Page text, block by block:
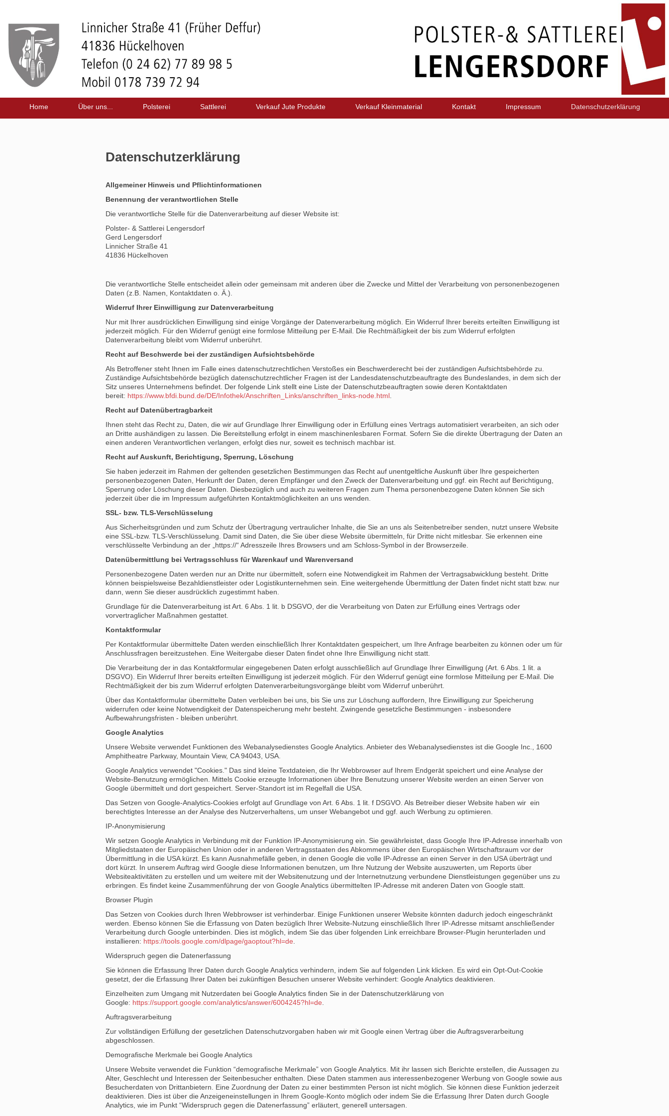
Home Über uns... Polsterei Sattlerei Verkauf Jute Produkte Verkauf Kleinmaterial Kontakt Impressum Datenschutzerklärung
Datenschutzerklärung
Allgemeiner Hinweis und Pflichtinformationen
Benennung der verantwortlichen Stelle
Die verantwortliche Stelle für die Datenverarbeitung auf dieser Website ist:
Polster- & Sattlerei Lengersdorf
Gerd Lengersdorf
Linnicher Straße 41
41836 Hückelhoven
Die verantwortliche Stelle entscheidet allein oder gemeinsam mit anderen über die Zwecke und Mittel der Verarbeitung von personenbezogenen
Daten (z.B. Namen, Kontaktdaten o. Ä.).
Widerruf Ihrer Einwilligung zur Datenverarbeitung
Nur mit Ihrer ausdrücklichen Einwilligung sind einige Vorgänge der Datenverarbeitung möglich. Ein Widerruf Ihrer bereits erteilten Einwilligung ist
jederzeit möglich. Für den Widerruf genügt eine formlose Mitteilung per E-Mail. Die Rechtmäßigkeit der bis zum Widerruf erfolgten
Datenverarbeitung bleibt vom Widerruf unberührt.
Recht auf Beschwerde bei der zuständigen Aufsichtsbehörde
Als Betroffener steht Ihnen im Falle eines datenschutzrechtlichen Verstoßes ein Beschwerderecht bei der zuständigen Aufsichtsbehörde zu.
Zuständige Aufsichtsbehörde bezüglich datenschutzrechtlicher Fragen ist der Landesdatenschutzbeauftragte des Bundeslandes, in dem sich der
Sitz unseres Unternehmens befindet. Der folgende Link stellt eine Liste der Datenschutzbeauftragten sowie deren Kontaktdaten
bereit: https://www.bfdi.bund.de/DE/Infothek/Anschriften_Links/anschriften_links-node.html
Recht auf Datenübertragbarkeit
Ihnen steht das Recht zu, Daten, die wir auf Grundlage Ihrer Einwilligung oder in Erfüllung eines Vertrags automatisiert verarbeiten, an sich oder
an Dritte aushändigen zu lassen. Die Bereitstellung erfolgt in einem maschinenlesbaren Format. Sofern Sie die direkte Übertragung der Daten an
einen anderen Verantwortlichen verlangen, erfolgt dies nur, soweit es technisch machbar ist.
Recht auf Auskunft, Berichtigung, Sperrung, Löschung
Sie haben jederzeit im Rahmen der geltenden gesetzlichen Bestimmungen das Recht auf unentgeltliche Auskunft über Ihre gespeicherten
personenbezogenen Daten, Herkunft der Daten, deren Empfänger und den Zweck der Datenverarbeitung und ggf. ein Recht auf Berichtigung,
Sperrung oder Löschung dieser Daten. Diesbezüglich und auch zu weiteren Fragen zum Thema personenbezogene Daten können Sie sich
jederzeit über die im Impressum aufgeführten Kontaktmöglichkeiten an uns wenden.
SSL- bzw. TLS-Verschlüsselung
Aus Sicherheitsgründen und zum Schutz der Übertragung vertraulicher Inhalte, die Sie an uns als Seitenbetreiber senden, nutzt unsere Website
eine SSL-bzw. TLS-Verschlüsselung. Damit sind Daten, die Sie über diese Website übermitteln, für Dritte nicht mitlesbar. Sie erkennen eine
verschlüsselte Verbindung an der „https://“ Adresszeile Ihres Browsers und am Schloss-Symbol in der Browserzeile.
Datenübermittlung bei Vertragsschluss für Warenkauf und Warenversand
Personenbezogene Daten werden nur an Dritte nur übermittelt, sofern eine Notwendigkeit im Rahmen der Vertragsabwicklung besteht. Dritte
können beispielsweise Bezahldienstleister oder Logistikunternehmen sein. Eine weitergehende Übermittlung der Daten findet nicht statt bzw. nur
dann, wenn Sie dieser ausdrücklich zugestimmt haben.
Grundlage für die Datenverarbeitung ist Art. 6 Abs. 1 lit. b DSGVO, der die Verarbeitung von Daten zur Erfüllung eines Vertrags oder
vorvertraglicher Maßnahmen gestattet.
Kontaktformular
Per Kontaktformular übermittelte Daten werden einschließlich Ihrer Kontaktdaten gespeichert, um Ihre Anfrage bearbeiten zu können oder um für
Anschlussfragen bereitzustehen. Eine Weitergabe dieser Daten findet ohne Ihre Einwilligung nicht statt.
Die Verarbeitung der in das Kontaktformular eingegebenen Daten erfolgt ausschließlich auf Grundlage Ihrer Einwilligung (Art. 6 Abs. 1 lit. a
DSGVO). Ein Widerruf Ihrer bereits erteilten Einwilligung ist jederzeit möglich. Für den Widerruf genügt eine formlose Mitteilung per E-Mail. Die
Rechtmäßigkeit der bis zum Widerruf erfolgten Datenverarbeitungsvorgänge bleibt vom Widerruf unberührt.
Über das Kontaktformular übermittelte Daten verbleiben bei uns, bis Sie uns zur Löschung auffordern, Ihre Einwilligung zur Speicherung
widerrufen oder keine Notwendigkeit der Datenspeicherung mehr besteht. Zwingende gesetzliche Bestimmungen - insbesondere
Aufbewahrungsfristen - bleiben unberührt.
Google Analytics
Unsere Website verwendet Funktionen des Webanalysedienstes Google Analytics. Anbieter des Webanalysedienstes ist die Google Inc., 1600
Amphitheatre Parkway, Mountain View, CA 94043, USA.
Google Analytics verwendet "Cookies." Das sind kleine Textdateien, die Ihr Webbrowser auf Ihrem Endgerät speichert und eine Analyse der
Website-Benutzung ermöglichen. Mittels Cookie erzeugte Informationen über Ihre Benutzung unserer Website werden an einen Server von
Google übermittelt und dort gespeichert. Server-Standort ist im Regelfall die USA.
Das Setzen von Google-Analytics-Cookies erfolgt auf Grundlage von Art. 6 Abs. 1 lit. f DSGVO. Als Betreiber dieser Website haben wir ein
berechtigtes Interesse an der Analyse des Nutzerverhaltens, um unser Webangebot und ggf. auch Werbung zu optimieren.
IP-Anonymisierung
Wir setzen Google Analytics in Verbindung mit der Funktion IP-Anonymisierung ein. Sie gewährleistet, dass Google Ihre IP-Adresse innerhalb von
Mitgliedstaaten der Europäischen Union oder in anderen Vertragsstaaten des Abkommens über den Europäischen Wirtschaftsraum vor der
Übermittlung in die USA kürzt. Es kann Ausnahmefälle geben, in denen Google die volle IP-Adresse an einen Server in den USA überträgt und
dort kürzt. In unserem Auftrag wird Google diese Informationen benutzen, um Ihre Nutzung der Website auszuwerten, um Reports über
Websiteaktivitäten zu erstellen und um weitere mit der Websitenutzung und der Internetnutzung verbundene Dienstleistungen gegenüber uns zu
erbringen. Es findet keine Zusammenführung der von Google Analytics übermittelten IP-Adresse mit anderen Daten von Google statt.
Browser Plugin
Das Setzen von Cookies durch Ihren Webbrowser ist verhinderbar. Einige Funktionen unserer Website könnten dadurch jedoch eingeschränkt
werden. Ebenso können Sie die Erfassung von Daten bezüglich Ihrer Website-Nutzung einschließlich Ihrer IP-Adresse mitsamt anschließender
Verarbeitung durch Google unterbinden. Dies ist möglich, indem Sie das über folgenden Link erreichbare Browser-Plugin herunterladen und
installieren: https://tools.google.com/dlpage/gaoptout?hl=de
Widerspruch gegen die Datenerfassung
Sie können die Erfassung Ihrer Daten durch Google Analytics verhindern, indem Sie auf folgenden Link klicken. Es wird ein Opt-Out-Cookie
gesetzt, der die Erfassung Ihrer Daten bei zukünftigen Besuchen unserer Website verhindert: Google Analytics deaktivieren.
Einzelheiten zum Umgang mit Nutzerdaten bei Google Analytics finden Sie in der Datenschutzerklärung von
Google: https://support.google.com/analytics/answer/6004245?hl=de
Auftragsverarbeitung
Zur vollständigen Erfüllung der gesetzlichen Datenschutzvorgaben haben wir mit Google einen Vertrag über die Auftragsverarbeitung
abgeschlossen.
Demografische Merkmale bei Google Analytics
Unsere Website verwendet die Funktion “demografische Merkmale” von Google Analytics. Mit ihr lassen sich Berichte erstellen, die Aussagen zu
Alter, Geschlecht und Interessen der Seitenbesucher enthalten. Diese Daten stammen aus interessenbezogener Werbung von Google sowie aus
Besucherdaten von Drittanbietern. Eine Zuordnung der Daten zu einer bestimmten Person ist nicht möglich. Sie können diese Funktion jederzeit
deaktivieren. Dies ist über die Anzeigeneinstellungen in Ihrem Google-Konto möglich oder indem Sie die Erfassung Ihrer Daten durch Google
Analytics, wie im Punkt “Widerspruch gegen die Datenerfassung” erläutert, generell untersagen.